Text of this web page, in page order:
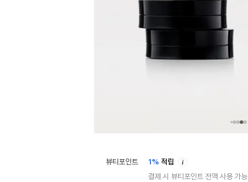
뷰티포인트 1% 적립
결제 시 뷰티포인트 전액 사용 가능